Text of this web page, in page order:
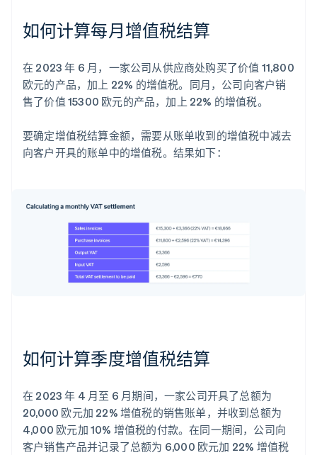
如何计算每月增值税结算
在 2023 年 6 月，一家公司从供应商处购买了价值 11,800
欧元的产品，加上 22% 的增值税。同月，公司向客户销
售了价值 15300 欧元的产品，加上 22% 的增值税。
要确定增值税结算金额，需要从账单收到的增值税中减去
向客户开具的账单中的增值税。结果如下：
如何计算季度增值税结算
在 2023 年 4 月至 6 月期间，一家公司开具了总额为
20,000 欧元加 22% 增值税的销售账单，并收到总额为
4,000 欧元加 10% 增值税的付款。在同一期间，公司向
客户销售产品并记录了总额为 6,000 欧元加 22% 增值税